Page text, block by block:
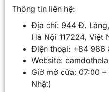
Thông tin liên hệ:
Địa chỉ: 944 Đ.
Hà Nội 117224, Việt
Điện thoại: +84 986
Website:
Giờ mở cửa: 07:00
Nhật)